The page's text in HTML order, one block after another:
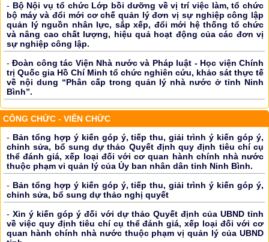
- Bộ Nội vụ tổ chức Lớp bồi dưỡng về vị trí việc làm, tổ chức
bộ máy và đổi mới cơ chế quản lý đơn vị sự nghiệp công lập
quản lý nguồn nhân lực, sắp xếp, đổi mới hệ thống tổ chức
và nâng cao chất lượng, hiệu quả hoạt động của các đơn vị
sự nghiệp công lập.
-Đoàn công tác Viện Nhà nước và Pháp luật - Học viện Chính
trị Quốc gia Hồ Chí Minh tổ chức nghiên cứu, khảo sát thực tế
về nội dung “Phân cấp trong quản lý nhà nước ở tỉnh Ninh
Bình”.
CÔNG CHỨC - VIÊN CHỨC
- Bản tổng hợp ý kiến góp ý, tiếp thu, giải trình ý kiến góp ý,
chỉnh sửa, bổ sung dự thảo Quyết định quy định tiêu chí cụ
thể đánh giá, xếp loại đối với cơ quan hành chính nhà nước
thuộc phạm vi quản lý của Ủy ban nhân dân tỉnh Ninh Bình.
- Bản tổng hợp ý kiến góp ý, tiếp thu, giải trình ý kiến góp ý,
chỉnh sửa, bổ sung dự thảo nghị quyết
-Xin ý kiến góp ý đối với dự thảo Quyết định của UBND tỉnh
về việc quy định tiêu chí cụ thể đánh giá, xếp loại đối với cơ
quan hành chính nhà nước thuộc phạm vị quản lý của UBND